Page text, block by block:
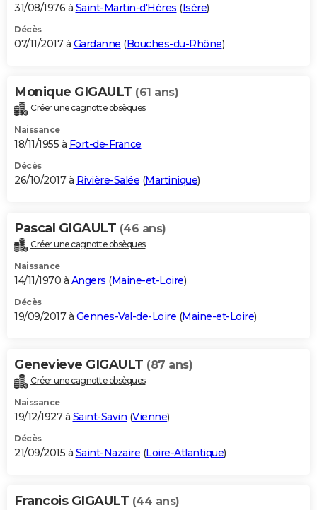
31/08/1976 à Saint-Martin-d'Hères (Isère)
Décès
07/11/2017 à Gardanne (Bouches-du-Rhône)
Monique GIGAULT (61 ans)
Créer une cagnotte obsèques
Naissance
18/11/1955 à Fort-de-France
Décès
26/10/2017 à Rivière-Salée (Martinique)
Pascal GIGAULT (46 ans)
Créer une cagnotte obsèques
Naissance
14/11/1970 à Angers (Maine-et-Loire)
Décès
19/09/2017 à Gennes-Val-de-Loire (Maine-et-Loire)
Genevieve GIGAULT (87 ans)
Créer une cagnotte obsèques
Naissance
19/12/1927 à Saint-Savin (Vienne)
Décès
21/09/2015 à Saint-Nazaire (Loire-Atlantique)
Francois GIGAULT (44 ans)